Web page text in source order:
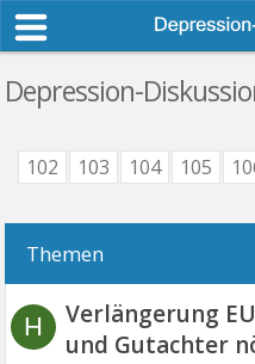
Depression-
102
103 104 105
Themen
H
Verlängerung
und Gutachter